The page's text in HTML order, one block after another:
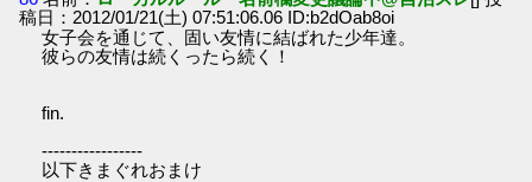
稿日：2012/01/21(土) 07:51:06.06 ID:b2dOab8oi
女子会を通じて、固い友情に結ばれた少年達。
彼らの友情は続くったら続く！
fin.
-----------------
以下きまぐれおまけ